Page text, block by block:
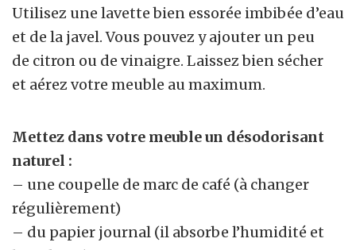
Utilisez une lavette bien essorée imbibée d’eau
et de la javel. Vous pouvez y ajouter un peu
de citron ou de vinaigre. Laissez bien sécher
et aérez votre meuble au maximum.
Mettez dans votre meuble un désodorisant
naturel :
– une coupelle de marc de café (à changer
régulièrement)
– du papier journal (il absorbe l’humidité et